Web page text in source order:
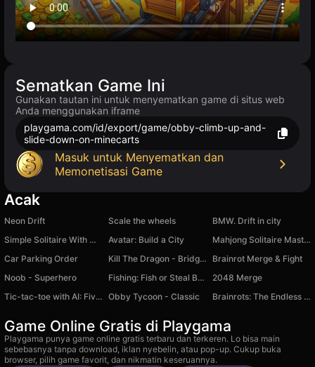
Sematkan Game Ini
Gunakan tautan ini untuk menyematkan game di situs web
Anda menggunakan iframe
playgama.com/id/export/game/obby-climb-up-and-
slide-down-on-minecarts
Masuk untuk Menyematkan dan
Memonetisasi Game
Acak
Neon Drift Scale the wheels
BMW. Drift in city
Simple Solitaire With Multi-themes
Avatar: Build a City
Mahjong Solitaire Master
Car Parking Order
Kill The Dragon - Bridge Block Puzzle
Brainrot Merge & Fight
Noob - Superhero
Fishing: Fish or Steal Brainrot Online Obby
2048 Merge
Tic-tac-toe with AI: Five in a Row Obby Tycoon - Classic Brainrots: The Endless Stair
Game Online Gratis di Playgama
Playgama punya game online gratis terbaru dan terkeren. Lo bisa main
sebebasnya tanpa download, iklan nyebelin, atau pop-up. Cukup buka
browser, pilih game favorit, dan nikmatin keseruannya.